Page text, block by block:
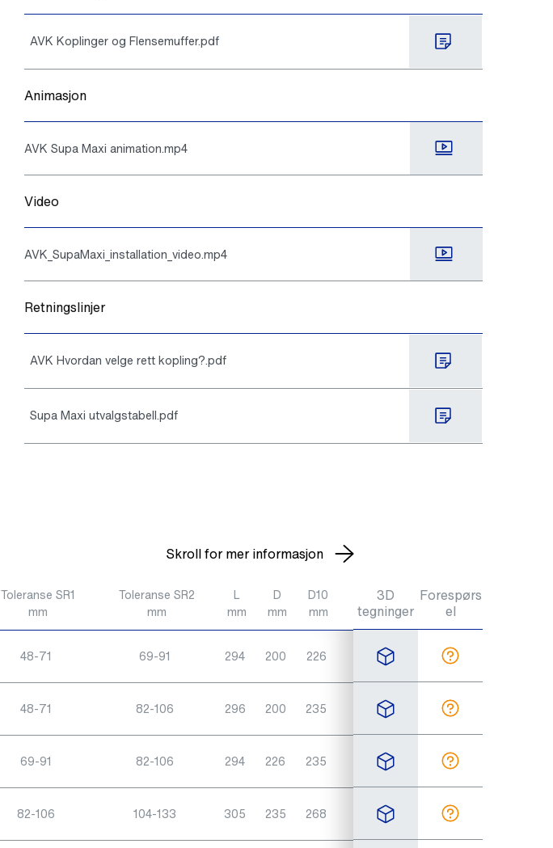
AVK Koplinger og Flensemuffer.pdf
Animasjon
AVK Supa Maxi animation.mp4
Video
AVK_SupaMaxi_installation_video.mp4
Retningslinjer
AVK Hvordan velge rett kopling?.pdf
Supa Maxi utvalgstabell.pdf
Skroll for mer informasjon
Toleranse SR1
mm
Toleranse SR2
mm
L
mm
D
mm
D10
mm
Teoretisk
vekt / kg
48-71 69-91 294 200 226 6,5
48-71 82-106 296 200 235 7,0
69-91 82-106 294 226 235 7,5
82-106 104-133 305 235 268 10
3D
tegninger
Forespørs
el